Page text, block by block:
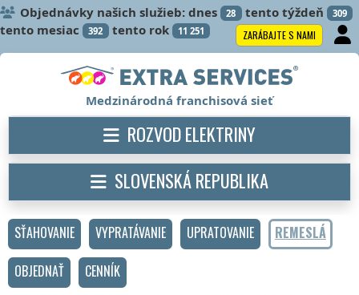
Objednávky našich služieb: dnes 28 tento týždeň 309
tento mesiac 392 tento rok 11 251 ZARÁBAJTE S NAMI
SŤAHOVANIE VYPRATÁVANIE UPRATOVANIE
REMESLÁ
OBJEDNAŤ
CENNÍK
Medzinárodná franchisová sieť
ROZVOD ELEKTRINY
SLOVENSKÁ REPUBLIKA